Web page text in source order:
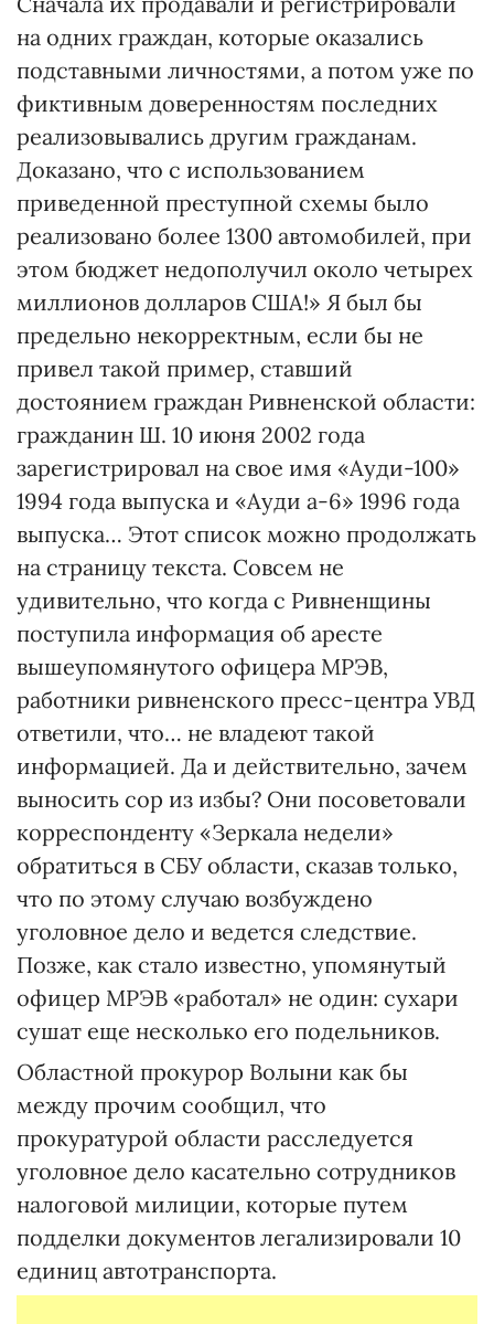
на одних граждан, которые оказались
подставными личностями, а потом уже по
фиктивным доверенностям последних
реализовывались другим гражданам.
Доказано, что с использованием
приведенной преступной схемы было
реализовано более 1300 автомобилей, при
этом бюджет недополучил около четырех
миллионов долларов США!» Я был бы
предельно некорректным, если бы не
привел такой пример, ставший
достоянием граждан Ривненской области:
гражданин Ш. 10 июня 2002 года
зарегистрировал на свое имя «Ауди-100»
1994 года выпуска и «Ауди а-6» 1996 года
выпуска… Этот список можно продолжать
на страницу текста. Совсем не
удивительно, что когда с Ривненщины
поступила информация об аресте
вышеупомянутого офицера МРЭВ,
работники ривненского пресс-центра УВД
ответили, что… не владеют такой
информацией. Да и действительно, зачем
выносить сор из избы? Они посоветовали
корреспонденту «Зеркала недели»
обратиться в СБУ области, сказав только,
что по этому случаю возбуждено
уголовное дело и ведется следствие.
Позже, как стало известно, упомянутый
офицер МРЭВ «работал» не один: сухари
сушат еще несколько его подельников.
Областной прокурор Волыни как бы
между прочим сообщил, что
прокуратурой области расследуется
уголовное дело касательно сотрудников
налоговой милиции, которые путем
подделки документов легализировали 10
единиц автотранспорта.